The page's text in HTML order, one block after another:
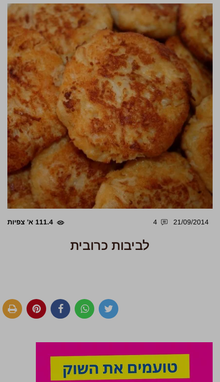
21/09/2014
4 111.4 א' צפיות
לביבות כרובית